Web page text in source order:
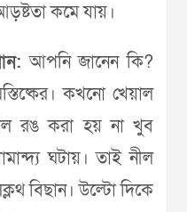
কমে যায়।
আপনি জানেন কি?
কখনো খেয়াল
রঙ করা হয় না খুব
ঘটায়। তাই নীল
বিছান। উল্টো দিকে